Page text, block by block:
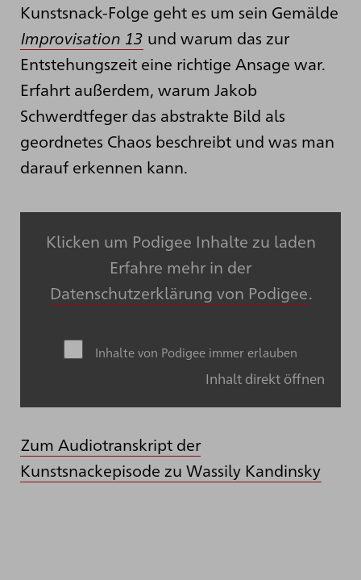
Kunstsnack-Folge geht es um sein Gemälde
Improvisation 13 und warum das zur
Entstehungszeit eine richtige Ansage war.
Erfahrt außerdem, warum Jakob
Schwerdtfeger das abstrakte Bild als
geordnetes Chaos beschreibt und was man
darauf erkennen kann.
Klicken um Podigee Inhalte zu laden
Erfahre mehr in der
Datenschutzerklärung von Podigee.
Inhalte von Podigee immer erlauben
Inhalt direkt öffnen
Zum Audiotranskript der
Kunstsnackepisode zu Wassily Kandinsky